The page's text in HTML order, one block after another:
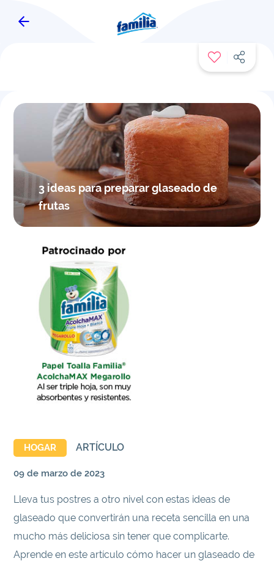
FAMITIPS
3 ideas para preparar glaseado de
frutas
HOGAR ARTÍCULO
09 de marzo de 2023
Lleva tus postres a otro nivel con estas ideas de
glaseado que convertirán una receta sencilla en una
mucho más deliciosa sin tener que complicarte.
Aprende en este artículo cómo hacer un glaseado de